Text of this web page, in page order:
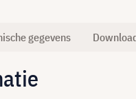
gegevens